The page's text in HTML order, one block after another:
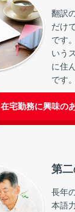
翻訳
だけ
です
いう
に住
です。
在宅勤務に興味の
第
長年
本語